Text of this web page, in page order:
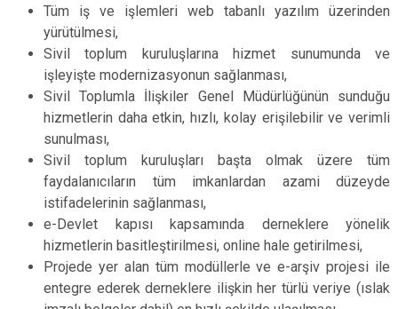
Tüm iş ve işlemleri web tabanlı yazılım üzerinden
yürütülmesi,
Sivil toplum kuruluşlarına hizmet sunumunda ve
işleyişte modernizasyonun sağlanması,
Sivil Toplumla İlişkiler Genel Müdürlüğünün sunduğu
hizmetlerin daha etkin, hızlı, kolay erişilebilir ve verimli
sunulması,
Sivil toplum kuruluşları başta olmak üzere tüm
faydalanıcıların tüm imkanlardan azami düzeyde
istifadelerinin sağlanması,
e-Devlet kapısı kapsamında derneklere yönelik
hizmetlerin basitleştirilmesi, online hale getirilmesi,
Projede yer alan tüm modüllerle ve e-arşiv projesi ile
entegre ederek derneklere ilişkin her türlü veriye (ıslak